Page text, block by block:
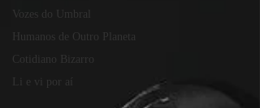
Vozes do Umbral
Humanos de Outro Planeta
Cotidiano Bizarro
Li e vi por aí